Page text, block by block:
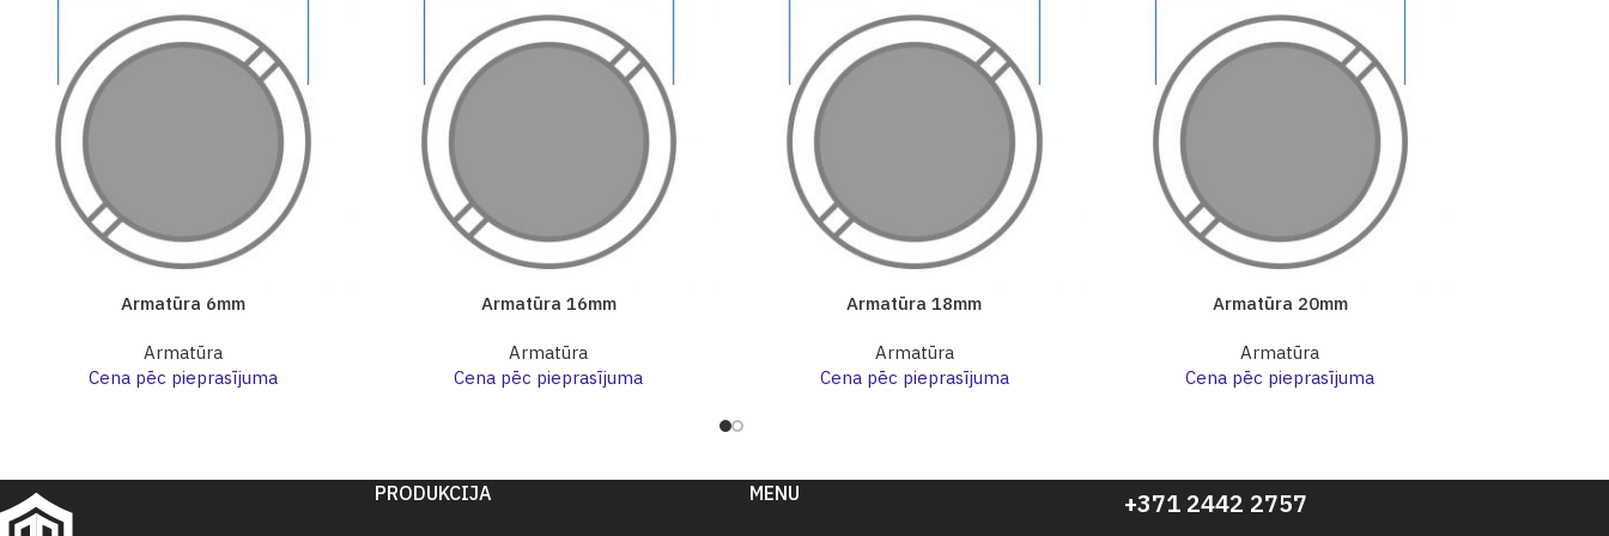
Armatūra 6mm
Armatūra
Cena pēc pieprasījuma
Armatūra 16mm
Armatūra
Cena pēc pieprasījuma
Armatūra 18mm
Armatūra
Cena pēc pieprasījuma
Armatūra 20mm
Armatūra
Cena pēc pieprasījuma
PRODUKCIJA MENU
+371 2442 2757